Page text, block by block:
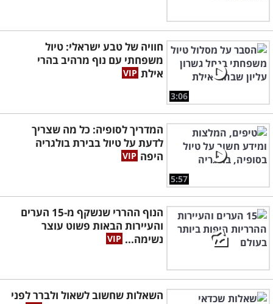
3:06
חוויה של טבע ישראלי: טיול
משפחתי עם נוף מרהיב בהרי
אילת
5:57
המדריך לסופיה: כל מה שצריך
לדעת על טיול בבירת בולגריה
היפה
הנוף ההררי שנשקף מ-15 הערים
והעיירות הבאות פשוט עוצר
נשימה...
השאלות שחשוב לשאול ולברר לפני